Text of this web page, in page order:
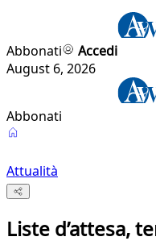
Abbonati
Accedi
August 6, 2026
Abbonati
Attualità
Liste d’attesa,